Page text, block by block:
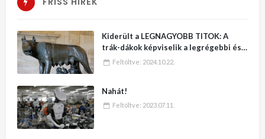
Kiderült a LEGNAGYOBB TITOK: A
trák-dákok képviselik a legrégebbi és
legmagasabb kultúrát a Földön – No,
Feltöltve: 2024.10.22.
Nahát!
Feltöltve: 2023.07.11.